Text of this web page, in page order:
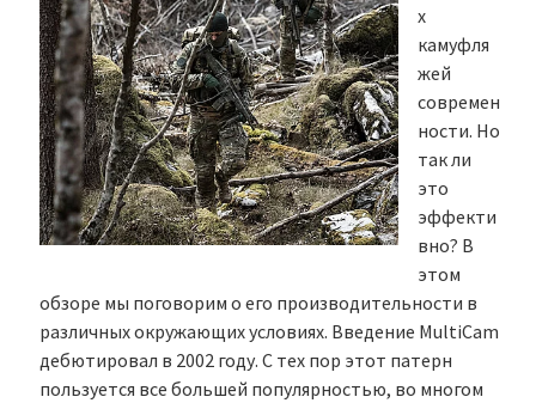
х
камуфля
жей
современ
ности. Но
так ли
это
эффекти
вно? В
этом
обзоре мы поговорим о его производительности в
различных окружающих условиях. Введение MultiCam
дебютировал в 2002 году. С тех пор этот патерн
пользуется все большей популярностью, во многом